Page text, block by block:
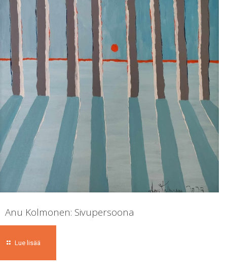
Anu Kolmonen: Sivupersoona
Lue lisää